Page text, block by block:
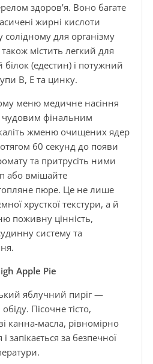
здоров’я. Воно багате
жирні кислоти
солідному для організму
містить легкий для
(едестин) і потужний
B, E та цинку.
меню медичне насіння
чудовим фінальним
жменю очищених ядер
60 секунд до появи
та притрусіть ними
або вмішайте
пюре. Це не лише
хрусткої текстури, а й
поживну цінність,
систему та
Apple Pie
яблучний пиріг —
Пісочне тісто,
канна-масла, рівномірно
запікається за безпечної